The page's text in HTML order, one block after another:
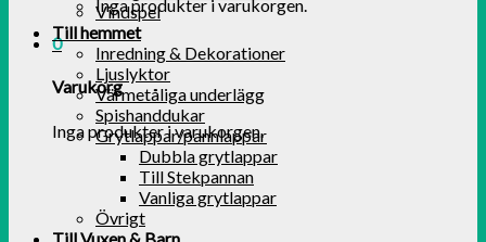
Inga produkter i varukorgen.
0
Varukorg
Inga produkter i varukorgen.
Vindspel
Till hemmet
Inredning & Dekorationer
Ljuslyktor
Värmetåliga underlägg
Spishanddukar
Grytlappar/pannlappar
Dubbla grytlappar
Till Stekpannan
Vanliga grytlappar
Övrigt